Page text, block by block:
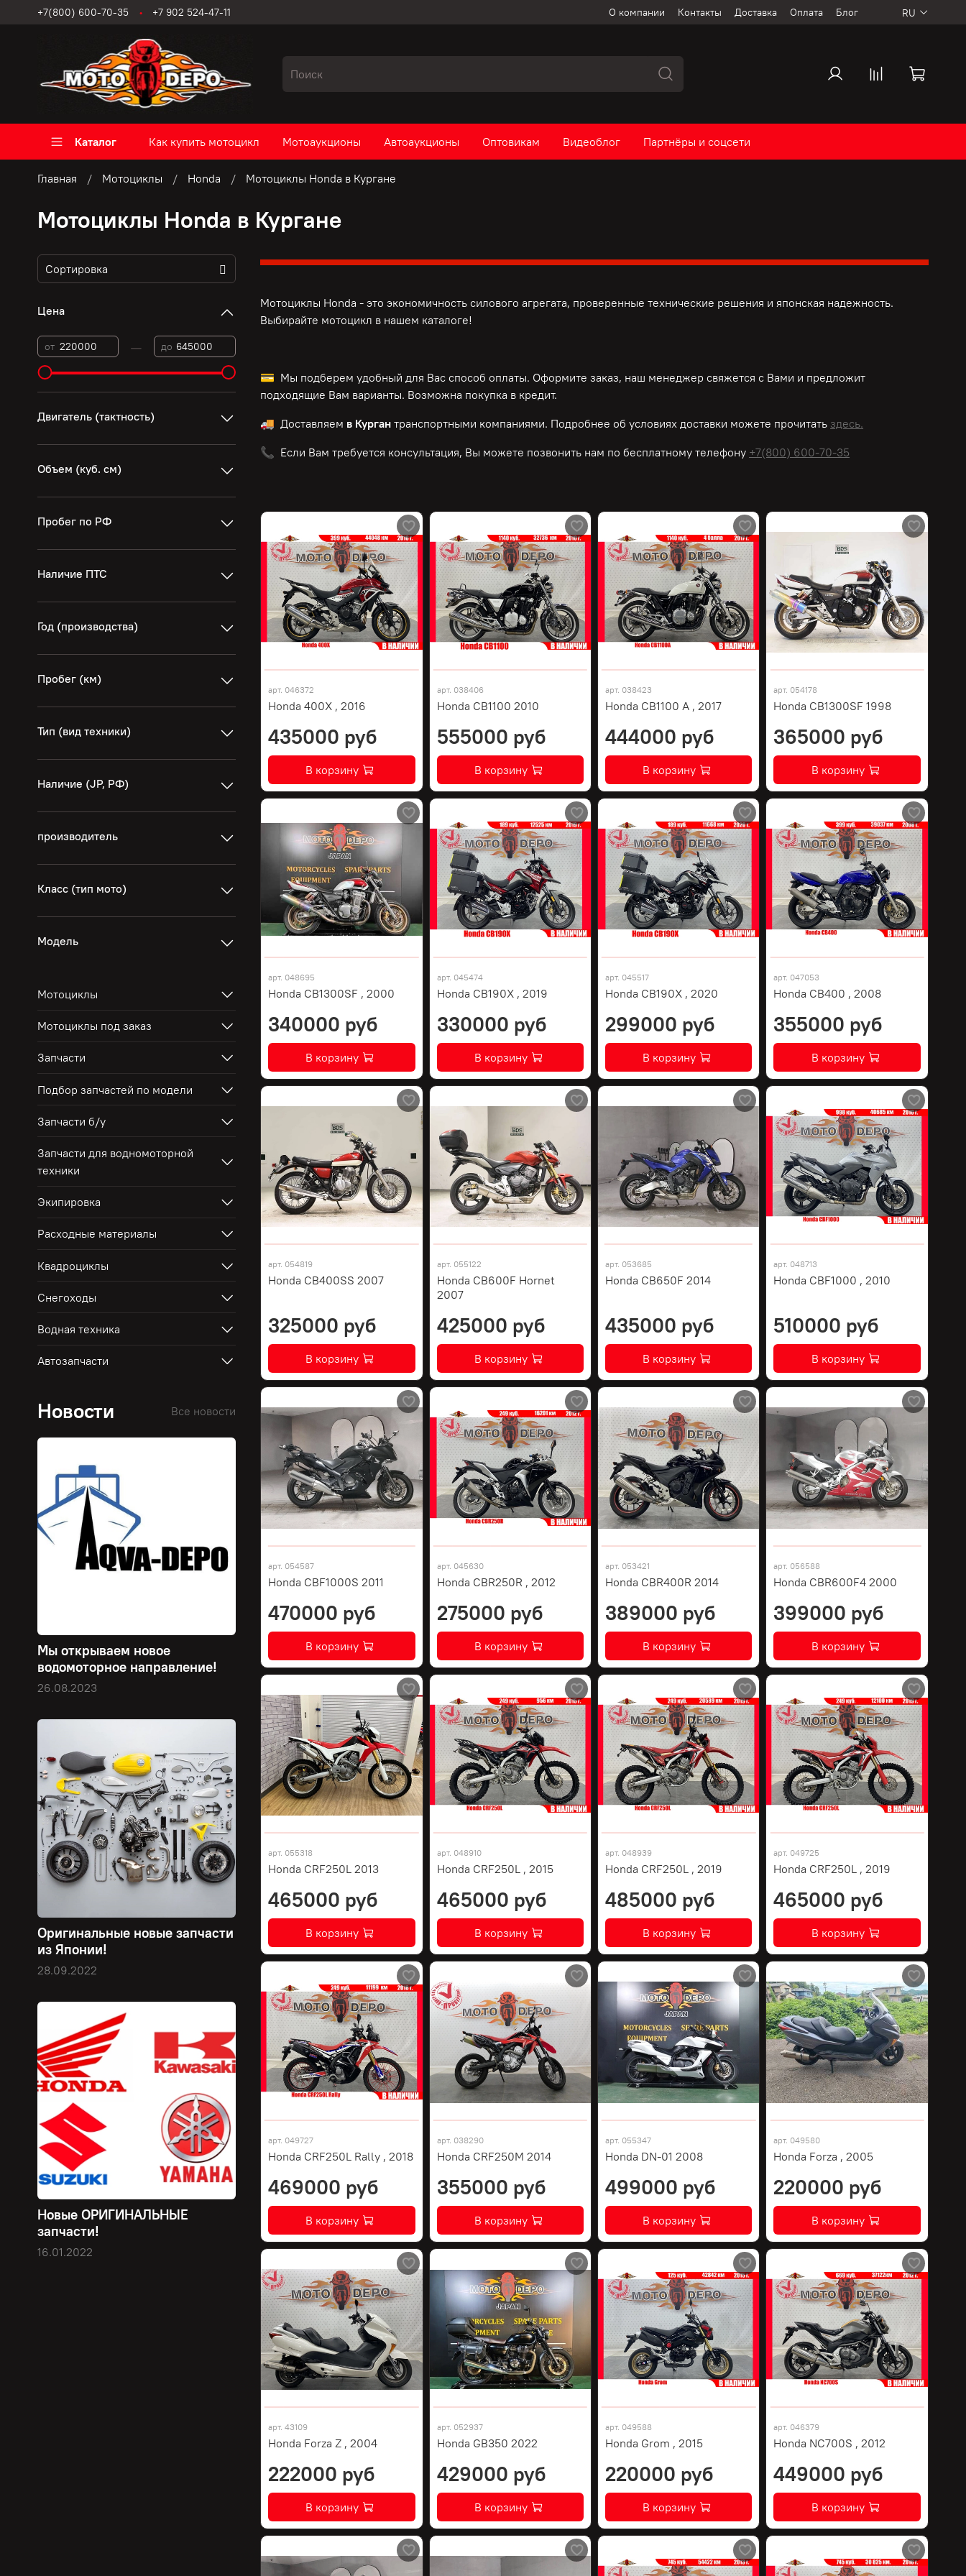
О компании Контакты Доставка Оплата Блог
+7(800) 600-70-35 +7 902 524-47-11 RU
Каталог Как купить мотоцикл Мотоаукционы Автоаукционы Оптовикам Видеоблог Партнёры и соцсети
Главная Мотоциклы Honda Мотоциклы Honda в Кургане
Мотоциклы Honda в Кургане
Мотоциклы Honda - это экономичность силового агрегата, проверенные технические решения ияпонская надежность.
Выбирайте мотоцикл в нашем каталоге!
💳 Мы подберем удобный для Вас способ оплаты. Оформите заказ, наш менеджер свяжется с Вами и предложит
подходящие Вам варианты. Возможна покупка в кредит.
🚚 Доставляем в Курган транспортными компаниями. Подробнее об условиях доставки можете прочитать здесь.
📞 Если Вам требуется консультация, Вы можете позвонить нам по бесплатномутелефону +7(800) 600-70-35
арт. 046372
Honda 400X , 2016
435000 руб
В корзину
арт. 038406
Honda CB1100 2010
555000 руб
В корзину
арт. 038423
Honda CB1100 A , 2017
444000 руб
В корзину
арт. 054178
Honda CB1300SF 1998
365000 руб
В корзину
арт. 048695
Honda CB1300SF , 2000
340000 руб
В корзину
арт. 045474
Honda CB190X , 2019
330000 руб
В корзину
арт. 045517
Honda CB190X , 2020
299000 руб
В корзину
арт. 047053
Honda CB400 , 2008
355000 руб
В корзину
арт. 054819
Honda CB400SS 2007
325000 руб
В корзину
арт. 055122
Honda CB600F Hornet
2007
425000 руб
В корзину
арт. 053685
Honda CB650F 2014
435000 руб
В корзину
арт. 048713
Honda CBF1000 , 2010
510000 руб
В корзину
арт. 054587
Honda CBF1000S 2011
470000 руб
В корзину
арт. 045630
Honda CBR250R , 2012
275000 руб
В корзину
арт. 053421
Honda CBR400R 2014
389000 руб
В корзину
арт. 056588
Honda CBR600F4 2000
399000 руб
В корзину
арт. 055318
Honda CRF250L 2013
465000 руб
В корзину
арт. 048910
Honda CRF250L , 2015
465000 руб
В корзину
арт. 048939
Honda CRF250L , 2019
485000 руб
В корзину
арт. 049725
Honda CRF250L , 2019
465000 руб
В корзину
арт. 049727
Honda CRF250L Rally , 2018
469000 руб
В корзину
арт. 038290
Honda CRF250M 2014
355000 руб
В корзину
арт. 055347
Honda DN-01 2008
499000 руб
В корзину
арт. 049580
Honda Forza , 2005
220000 руб
В корзину
арт.43109
Honda Forza Z , 2004
222000 руб
В корзину
арт. 052937
Honda GB350 2022
429000 руб
В корзину
арт. 049588
Honda Grom , 2015
220000 руб
В корзину
арт. 046379
Honda NC700S , 2012
449000 руб
В корзину
Цена
от — до
Двигатель (тактность)
Объем (куб. см)
Пробег по РФ
Наличие ПТС
Год (производства)
Пробег (км)
Тип (вид техники)
Наличие (JP, РФ)
производитель
Класс (тип мото)
Модель
Мотоциклы
Мотоциклы под заказ
Запчасти
Подбор запчастей по модели
Запчасти б/у
Запчасти для водномоторной
техники
Экипировка
Расходные материалы
Квадроциклы
Снегоходы
Водная техника
Автозапчасти
Новости Все новости
Мы открываем новое
водомоторное направление!
26.08.2023
Оригинальные новые запчасти
из Японии!
28.09.2022
Новые ОРИГИНАЛЬНЫЕ
запчасти!
16.01.2022